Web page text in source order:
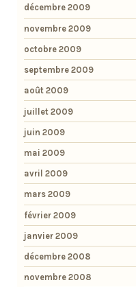
décembre 2009
novembre 2009
octobre 2009
septembre 2009
août 2009
juillet 2009
juin 2009
mai 2009
avril 2009
mars 2009
février 2009
janvier 2009
décembre 2008
novembre 2008